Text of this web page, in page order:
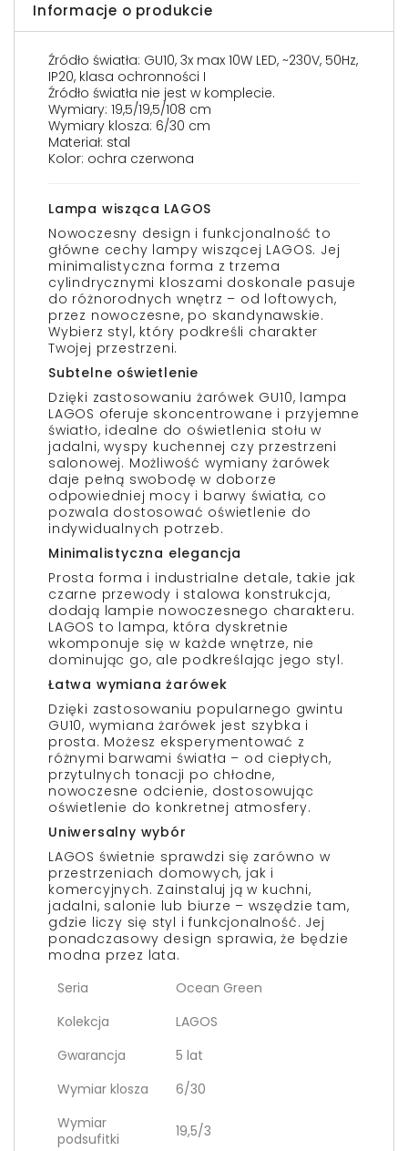
Informacje o produkcie
Źródło światła: GU10, 3x max 10W LED, ~230V, 50Hz,
IP20, klasa ochronności I
Źródło światła nie jest w komplecie.
Wymiary: 19,5/19,5/108 cm
Wymiary klosza: 6/30 cm
Materiał: stal
Kolor: ochra czerwona
Lampa wisząca LAGOS
Nowoczesny design i funkcjonalność to
główne cechy lampy wiszącej LAGOS. Jej
minimalistyczna forma z trzema
cylindrycznymi kloszami doskonale pasuje
do różnorodnych wnętrz – od loftowych,
przez nowoczesne, po skandynawskie.
Wybierz styl, który podkreśli charakter
Twojej przestrzeni.
Subtelne oświetlenie
Dzięki zastosowaniu żarówek GU10, lampa
LAGOS oferuje skoncentrowane i przyjemne
światło, idealne do oświetlenia stołu w
jadalni, wyspy kuchennej czy przestrzeni
salonowej. Możliwość wymiany żarówek
daje pełną swobodę w doborze
odpowiedniej mocy i barwy światła, co
pozwala dostosować oświetlenie do
indywidualnych potrzeb.
Minimalistyczna elegancja
Prosta forma i industrialne detale, takie jak
czarne przewody i stalowa konstrukcja,
dodają lampie nowoczesnego charakteru.
LAGOS to lampa, która dyskretnie
wkomponuje się w każde wnętrze, nie
dominując go, ale podkreślając jego styl.
Łatwa wymiana żarówek
Dzięki zastosowaniu popularnego gwintu
GU10, wymiana żarówek jest szybka i
prosta. Możesz eksperymentować z
różnymi barwami światła – od ciepłych,
przytulnych tonacji po chłodne,
nowoczesne odcienie, dostosowując
oświetlenie do konkretnej atmosfery.
Uniwersalny wybór
LAGOS świetnie sprawdzi się zarówno w
przestrzeniach domowych, jak i
komercyjnych. Zainstaluj ją w kuchni,
jadalni, salonie lub biurze – wszędzie tam,
gdzie liczy się styl i funkcjonalność. Jej
ponadczasowy design sprawia, że będzie
modna przez lata.
Seria
Ocean Green
Kolekcja
LAGOS
Gwarancja
5 lat
Wymiar klosza
6/30
Wymiar
podsufitki
19,5/3